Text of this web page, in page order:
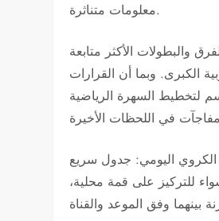
معلومات متناثرة.
والبطولات الأكثر متابعة
الكبرى. وبما أن القرارات
لتخطيط السهرة الرياضية
الكروي اليومي: جدول سريع
للتركيز على قمة محلية،